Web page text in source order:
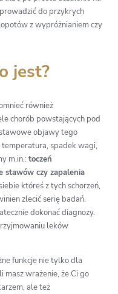
do przykrych
z wypróżnianiem czy
jest?
również
chorób powstających pod
objawy tego
spadek wagi,
m.in.:toczeń
stawów czy zapalenia
któreś z tych schorzeń,
zlecić serię badań.
dokonać diagnozy.
leków
funkcje nie tylko dla
masz wrażenie, że Ci go
ale też